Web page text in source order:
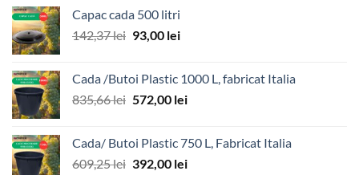
fost:
287,12 lei.
Capac cada 500 litri
142,37lei Prețul
fost:
142,37 lei.
93,00 leiPrețul
93,00 lei.
Cada /Butoi Plastic 1000 L, fabricat Italia
835,66lei Prețul
fost:
835,66 lei.
572,00 leiPrețul
572,00 lei.
Cada/ Butoi Plastic 750 L, Fabricat Italia
609,25lei Prețul
392,00 leiPrețul